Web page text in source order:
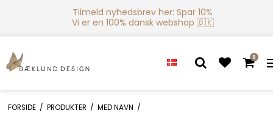
Tilmeld nyhedsbrev her: Spar 10%
Vi er en 100% dansk webshop 🇩🇰
0
FORSIDE / PRODUKTER / MED NAVN /